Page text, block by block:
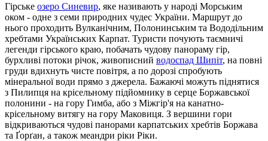
Гірське озеро Синевир, яке називають у народі Морським
оком - одне з семи природних чудес України. Маршрут до
нього проходить Вулканічним, Полонинським та Вододільним
хребтами Українських Карпат. Туристи почують таємничі
легенди гірського краю, побачать чудову панораму гір,
бурхливі потоки річок, живописний водоспад Шипіт, на повні
груди вдихнуть чисте повітря, а по дорозі спробують
мінеральної води прямо з джерела. Бажаючі можуть піднятися
з Пилипця на крісельному підйомнику в серце Боржавської
полонини - на гору Гимба, або з Міжгір'я на канатно-
крісельному витягу на гору Маковиця. З вершини гори
відкриваються чудові панорами карпатських хребтів Боржава
та Ґорґан, а також меандри ріки Ріки.